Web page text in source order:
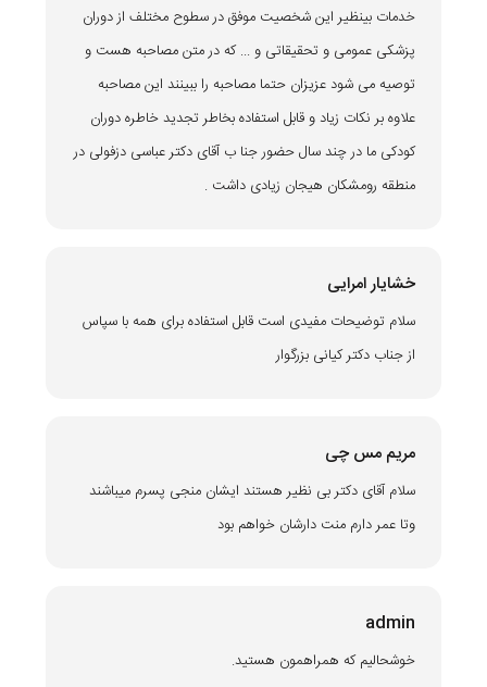
خدمات بینظیر این شخصیت موفق در سطوح مختلف از دوران
پزشکی عمومی و تحقیقاتی و ... که در متن مصاحبه هست و
توصیه می شود عزیزان حتما مصاحبه را ببینند این مصاحبه
علاوه بر نکات زیاد و قابل استفاده بخاطر تجدید خاطره دوران
کودکی ما در چند سال حضور جنا ب آقای دکتر عباسی دزفولی در
منطقه رومشکان هیجان زیادی داشت .
خشایار امرایی
سلام توضیحات مفیدی است قابل استفاده برای همه با سپاس
از جناب دکتر کیانی بزرگوار
مریم مس چی
سلام آقای دکتر بی نظیر هستند ایشان منجی پسرم میباشند
وتا عمر دارم منت دارشان خواهم بود
admin
خوشحالیم که همراهمون هستید.